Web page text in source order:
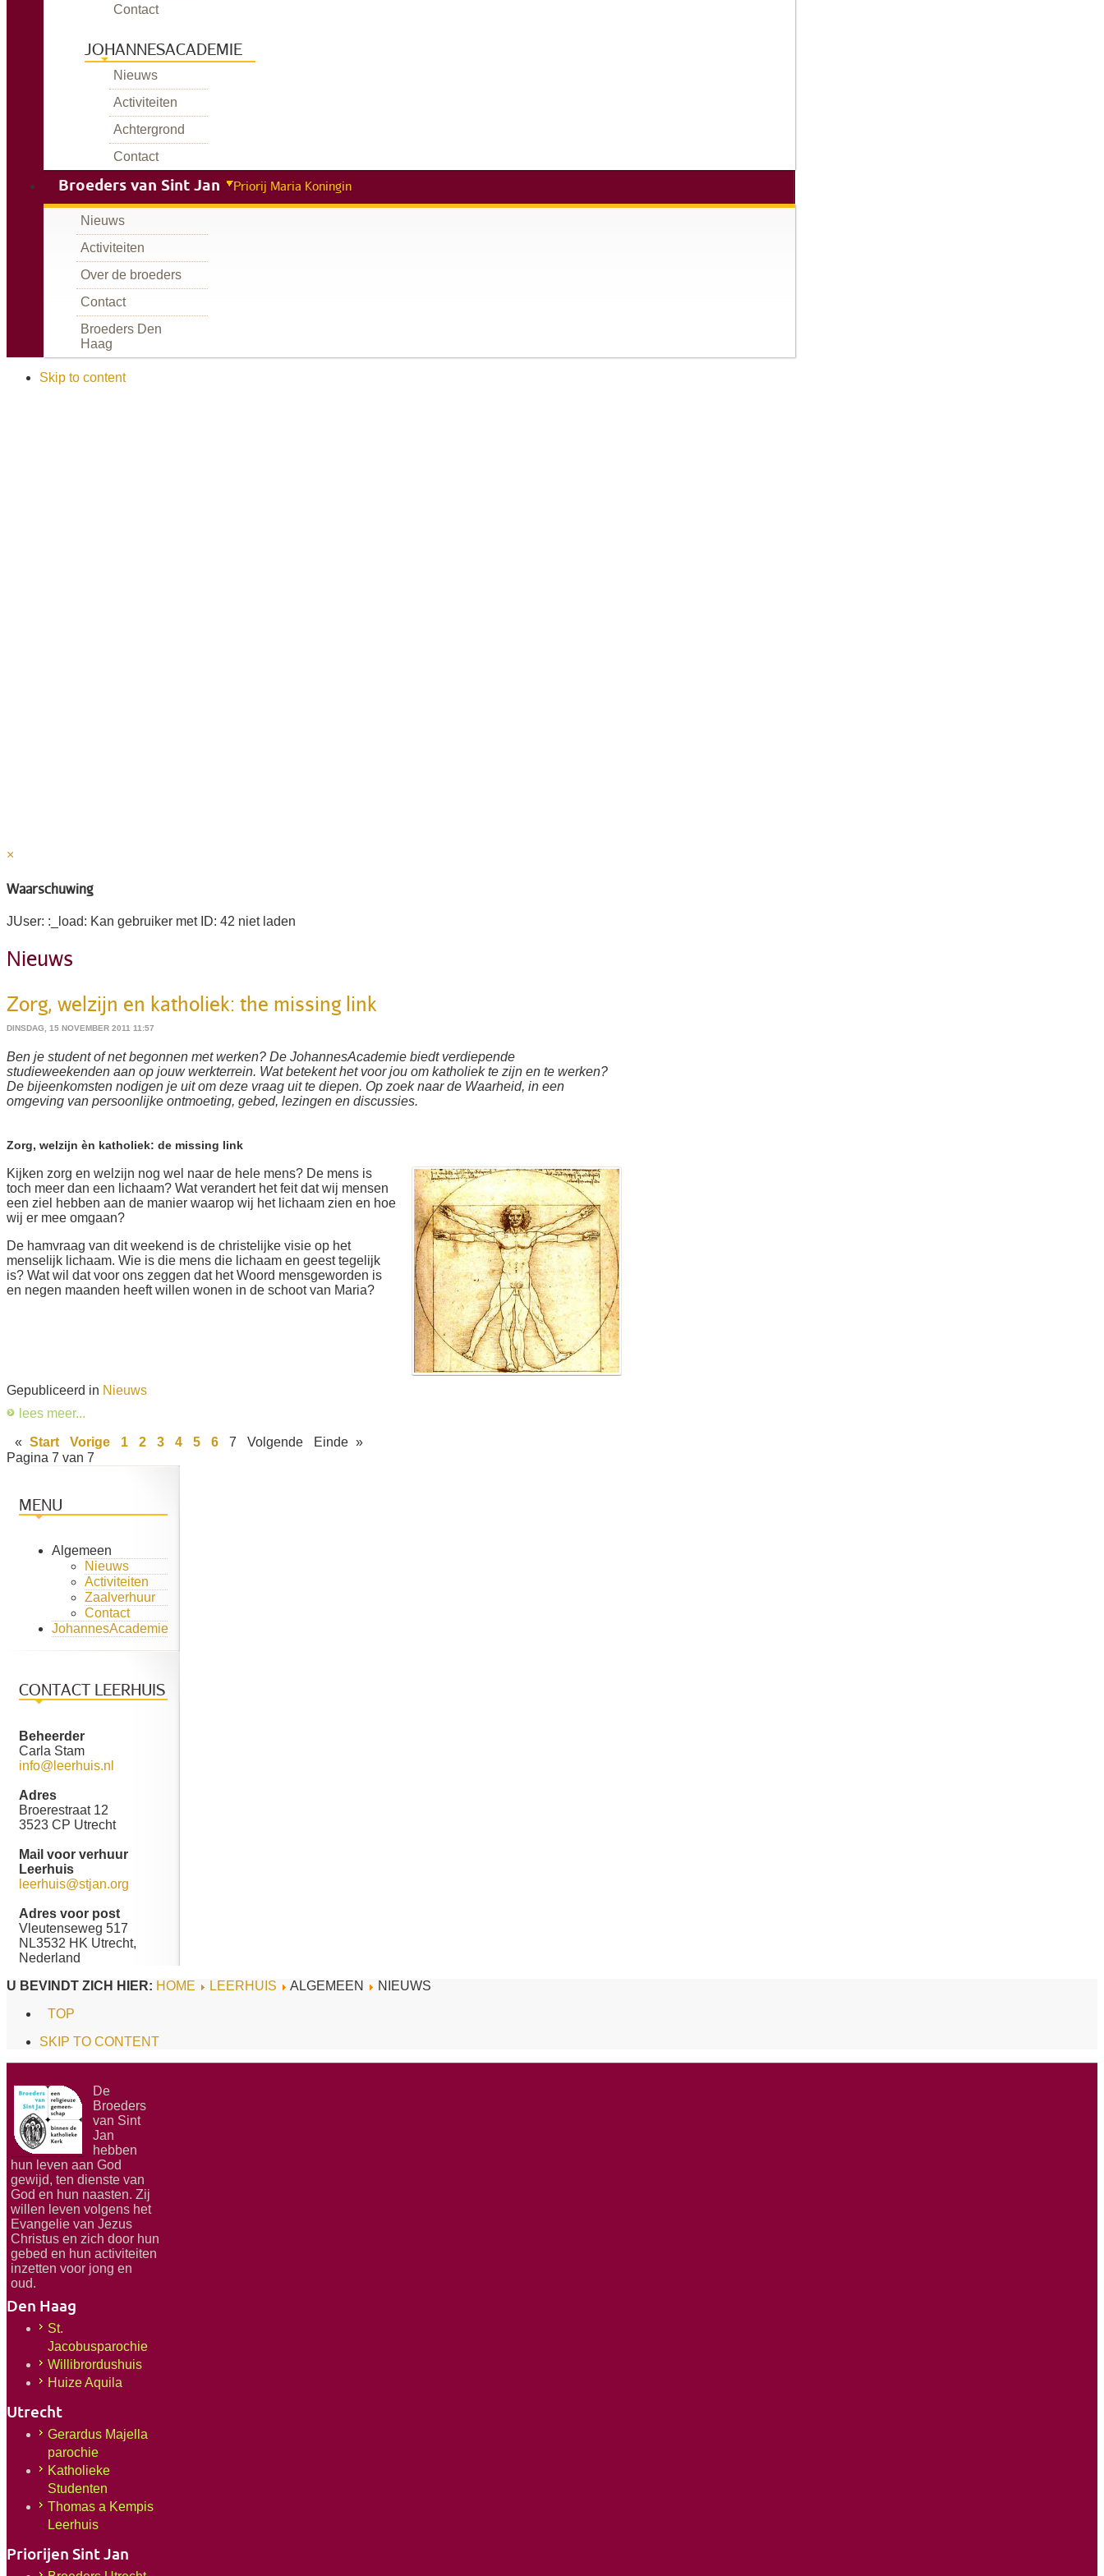
Contact
JOHANNESACADEMIE
Nieuws
Activiteiten
Achtergrond
Contact
Broeders van Sint Jan Priorij Maria Koningin
Nieuws
Activiteiten
Over de broeders
Contact
Broeders Den
Haag
Skip to content
×
Waarschuwing
JUser: :_load: Kan gebruiker met ID: 42 niet laden
Nieuws
Zorg, welzijn en katholiek: the missing link
DINSDAG, 15 NOVEMBER 2011 11:57
Ben je student of net begonnen met werken? De JohannesAcademie biedt verdiepende
studieweekenden aan op jouw werkterrein. Wat betekent het voor jou om katholiek te zijn en te werken?
De bijeenkomsten nodigen je uit om deze vraag uit te diepen. Op zoek naar de Waarheid, in een
omgeving van persoonlijke ontmoeting, gebed, lezingen en discussies.
Zorg, welzijn èn katholiek: de missing link
Kijken zorg en welzijn nog wel naar de hele mens? De mens is
toch meer dan een lichaam? Wat verandert het feit dat wij mensen
een ziel hebben aan de manier waarop wij het lichaam zien en hoe
wij er mee omgaan?
De hamvraag van dit weekend is de christelijke visie op het
menselijk lichaam. Wie is die mens die lichaam en geest tegelijk
is? Wat wil dat voor ons zeggen dat het Woord mensgeworden is
en negen maanden heeft willen wonen in de schoot van Maria?
Gepubliceerd in Nieuws
lees meer...
« Start Vorige 1 2 3 4 5 6 7 Volgende Einde »
Pagina 7 van 7
MENU
Algemeen
Nieuws
Activiteiten
Zaalverhuur
Contact
JohannesAcademie
CONTACT LEERHUIS
Beheerder
Carla Stam
info@leerhuis.nl
Adres
Broerestraat 12
3523 CP Utrecht
Mail voor verhuur
Leerhuis
leerhuis@stjan.org
Adres voor post
Vleutenseweg 517
NL3532 HK Utrecht,
Nederland
U BEVINDT ZICH HIER: HOME LEERHUIS ALGEMEEN
NIEUWS
TOP
SKIP TO CONTENT
De
Broeders
van Sint
Jan
hebben
hun leven aan God
gewijd, ten dienste van
God en hun naasten. Zij
willen leven volgens het
Evangelie van Jezus
Christus en zich door hun
gebed en hun activiteiten
inzetten voor jong en
oud.
Den Haag
St.
Jacobusparochie
Willibrordushuis
Huize Aquila
Utrecht
Gerardus Majella
parochie
Katholieke
Studenten
Thomas a Kempis
Leerhuis
Priorijen Sint Jan